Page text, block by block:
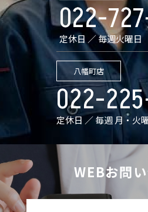
022-
定休日 ／ 毎週火曜日
八幡町店
022-
定休日 ／ 毎週 月・火
WEBお問